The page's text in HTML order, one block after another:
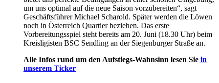
um uns optimal auf die neue Saison vorzubereiten“, sagt
Geschäftsführer Michael Scharold. Später werden die Löwen
noch in Österreich Quartier beziehen. Das erste
Vorbereitungsspiel steht bereits am 20. Juni (18.30 Uhr) beim
Kreisligisten BSC Sendling an der Siegenburger Straße an.
Alle Infos rund um den Aufstiegs-Wahnsinn lesen Sie in
unserem Ticker